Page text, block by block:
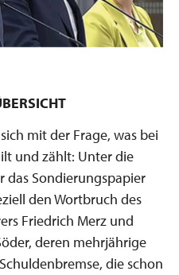
mit der Frage, was bei
und zählt: Unter die
das Sondierungspapier
den Wortbruch des
Friedrich Merz und
deren mehrjährige
die schon